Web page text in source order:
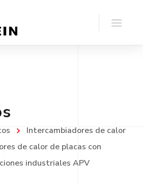
Intercambiadores de calor
de calor de placas con
industriales APV